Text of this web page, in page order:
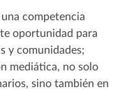
competencia
oportunidad para
y comunidades;
mediática, no solo
sino también en